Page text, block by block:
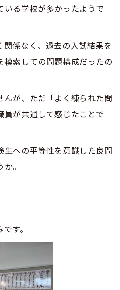
いる学校が多かったようで
係なく、過去の入試結果を
索しての問題構成だったの
んが、ただ「よく練られた問
が共通して感じたことで
生への平等性を意識した良問
。
す。